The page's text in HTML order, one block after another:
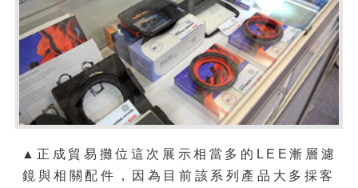
▲正成貿易攤位這次展示相當多的LEE漸層濾
鏡與相關配件，因為目前該系列產品大多採客